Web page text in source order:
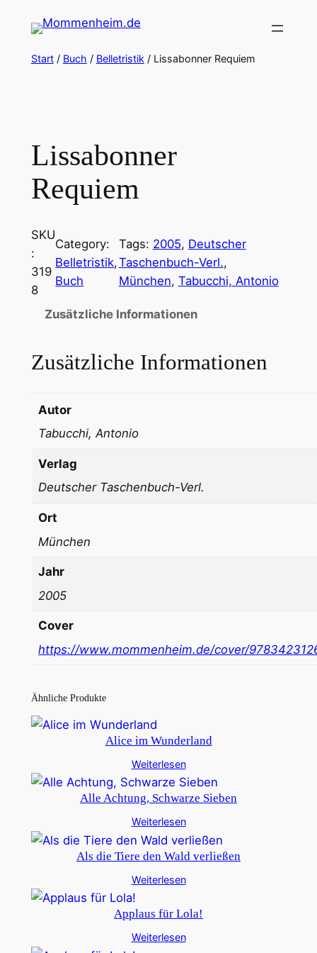
Inhalt
springen
Start/ Buch / Belletristik / Lissabonner Requiem
Lissabonner
Requiem
SKU
:
319
8
Category:
Belletristik ,
Buch
Tags: 2005, Deutscher
Taschenbuch-Verl.
München, Tabucchi, Antonio
Zusätzliche Informationen
Zusätzliche Informationen
Autor
Tabucchi, Antonio
Verlag
Deutscher Taschenbuch-Verl.
Ort
München
Jahr
2005
Cover
https://www.mommenheim.de/cover/
Ähnliche Produkte
Alice im Wunderland
Weiterlesen
Alle Achtung, Schwarze Sieben
Weiterlesen
Als die Tiere den Wald verließen
Weiterlesen
Applaus für Lola!
Weiterlesen